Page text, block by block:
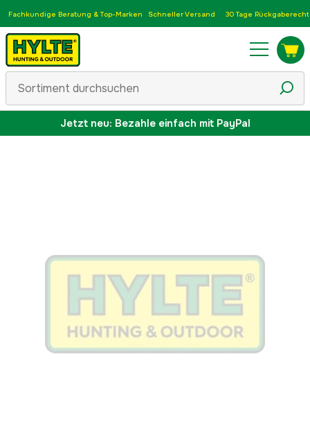
Fachkundige Beratung & Top-Marken Schneller Versand 30 Tage Rückgaberecht
Jetzt neu: Bezahle einfach mit PayPal